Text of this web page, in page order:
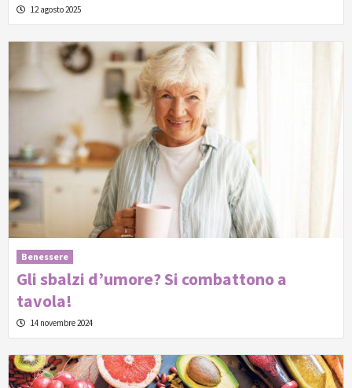
12 agosto 2025
Benessere
Gli sbalzi d’umore? Si combattono a
tavola!
14 novembre 2024